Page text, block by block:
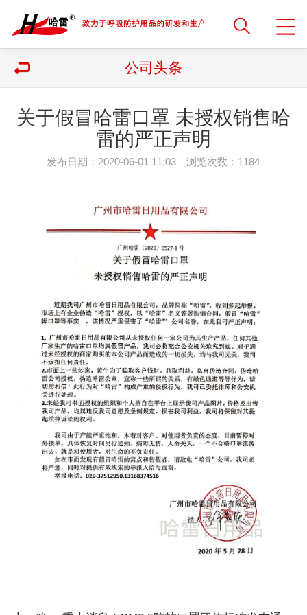
公司头条
关于假冒哈雷口罩 未授权销售哈
雷的严正声明
发布日期：2020-06-01 11:03 浏览次数： 1184